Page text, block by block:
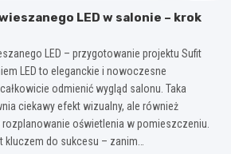
LED w salonie – krok
LED – przygotowanie projektu Sufit
LED to eleganckie i nowoczesne
odmienić wygląd salonu. Taka
ciekawy efekt wizualny, ale również
oświetlenia w pomieszczeniu.
kluczem do sukcesu – zanim…